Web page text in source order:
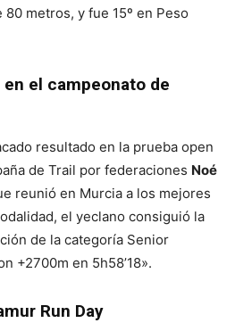
metros, y fue 15º en Peso
el campeonato de
resultado en la prueba open
de Trail por federaciones Noé
reunió en Murcia a los mejores
el yeclano consiguió la
de la categoría Senior
+2700m en 5h58’18».
Run Day